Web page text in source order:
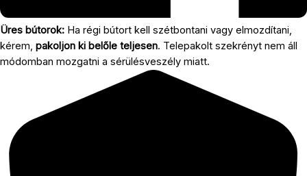
Üres bútorok: Ha régi bútort kell szétbontani vagy elmozdítani,
kérem, pakoljon ki belőle teljesen. Telepakolt szekrényt nem áll
módomban mozgatni a sérülésveszély miatt.